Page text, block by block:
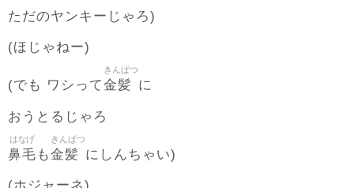
ただのヤンキーじゃろ)
(ほじゃねー)
(でも ワシって金髪
きんぱつ
に
おうとるじゃろ
鼻毛
はなげ
も金髪
きんぱつ
にしんちゃい)